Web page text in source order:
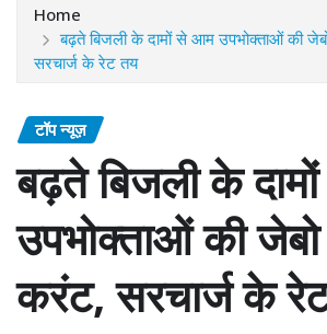
Home
बढ़ते बिजली के दामों से आम उपभोक्ताओं की
सरचार्ज के रेट तय
टॉप न्यूज़
बढ़ते बिजली के
उपभोक्ताओं की
करंट, सरचार्ज के